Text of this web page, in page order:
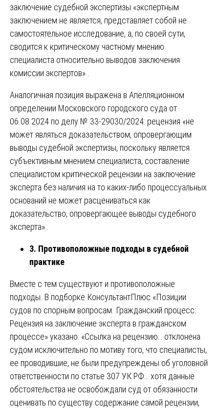
заключение судебной экспертизы «экспертным
заключением не является, представляет собой не
самостоятельное исследование, а, по своей сути,
сводится к критическому частному мнению
специалиста относительно выводов заключения
комиссии экспертов» .
Аналогичная позиция выражена в Апелляционном
определении Московского городского суда от
06.08.2024 по делу № 33-29030/2024: рецензия «не
может являться доказательством, опровергающим
выводы судебной экспертизы, поскольку является
субъективным мнением специалиста, составление
специалистом критической рецензии на заключение
эксперта без наличия на то каких-либо процессуальных
оснований не может расцениваться как
доказательство, опровергающее выводы судебного
эксперта» .
3. Противоположные подходы в судебной
практике
Вместе с тем существуют и противоположные
подходы. В подборке КонсультантПлюс «Позиции
судов по спорным вопросам. Гражданский процесс:
Рецензия на заключение эксперта в гражданском
процессе» указано: «Ссылка на рецензию… отклонена
судом исключительно по мотиву того, что специалисты,
ее проводившие, не были предупреждены об уголовной
ответственности по статье 307 УК РФ… хотя данные
обстоятельства не освобождали суд от обязанности
оценивать по существу содержание самой рецензии,